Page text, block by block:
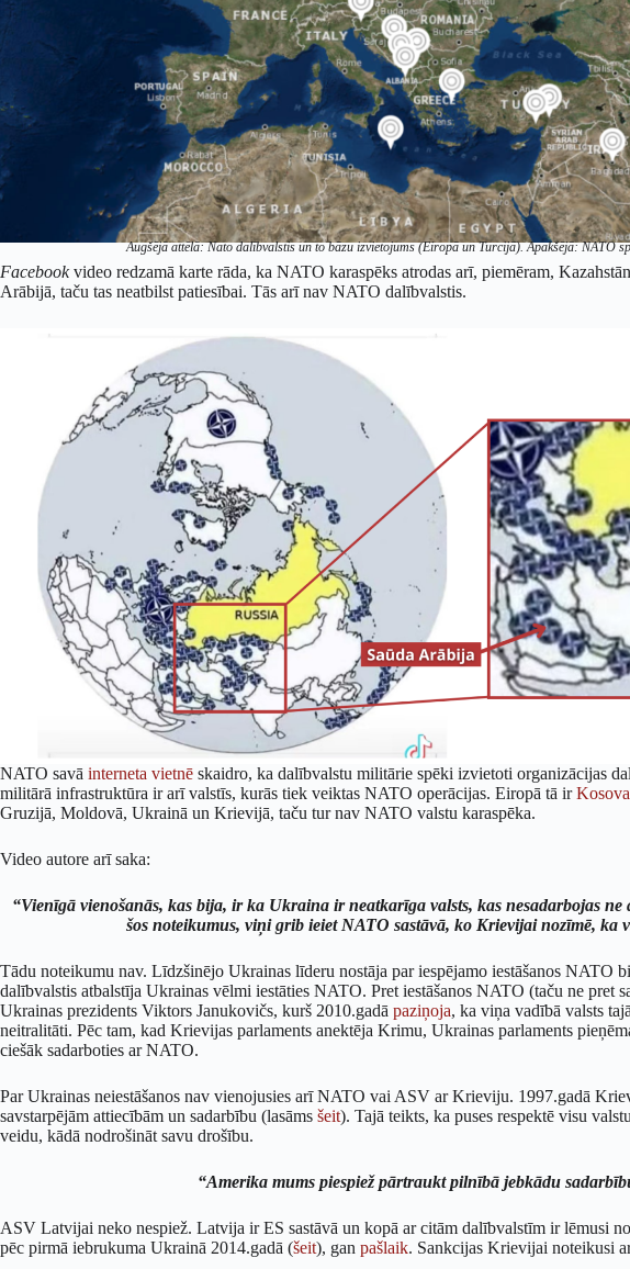
Augšējā attēlā: Nato dalībvalstis un to bāzu izvietojums (Eiropā un Turcijā). Apakšējā: NATO
Facebookvideo redzamā karte rāda, ka NATO karaspēks atrodas arī, piemēram,
Arābijā, taču tas neatbilst patiesībai. Tās arī nav NATO dalībvalstis.
NATO savā interneta vietnē skaidro, ka dalībvalstu militārie spēki izvietoti organizācijas
militārā infrastruktūra ir arī valstīs, kurās tiek veiktas NATO operācijas. Eiropā tā irKosova
Gruzijā, Moldovā, Ukrainā un Krievijā, taču tur nav NATO valstu karaspēka.
Video autore arī saka:
“Vienīgā vienošanās, kas bija, ir ka Ukraina ir neatkarīga valsts, kas nesadarbojas
šos noteikumus, viņi grib ieiet NATO sastāvā, ko Krievijai nozīmē, ka
Tādu noteikumu nav. Līdzšinējo Ukrainas līderu nostāja par iespējamo iestāšanos NATO
dalībvalstis atbalstīja Ukrainas vēlmi iestāties NATO. Pret iestāšanos NATO (taču ne pret
Ukrainas prezidents Viktors Janukovičs, kurš 2010.gadā paziņoja, ka viņa vadībā valsts
neitralitāti. Pēc tam, kad Krievijas parlaments anektēja Krimu, Ukrainas parlaments
ciešāk sadarboties ar NATO.
Par Ukrainas neiestāšanos nav vienojusies arī NATO vai ASV ar Krieviju. 1997.gadā
savstarpējām attiecībām un sadarbību (lasāms šeit). Tajā teikts, ka puses respektē visu
veidu, kādā nodrošināt savu drošību.
“Amerika mums piespiež pārtraukt pilnībā jebkādu
ASV Latvijai neko nespiež. Latvija ir ES sastāvā un kopā ar citām dalībvalstīm ir lēmusi
pēc pirmā iebrukuma Ukrainā 2014.gadā (šeit), gan pašlaik. Sankcijas Krievijai noteikusi